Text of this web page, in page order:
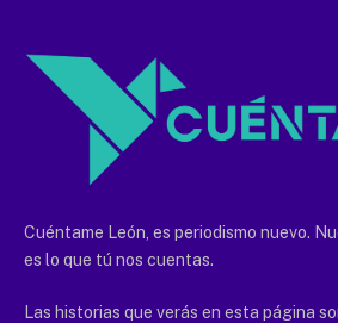
Cuéntame León, es periodismo nuevo.
es lo que tú nos cuentas.
Las historias que verás en esta página